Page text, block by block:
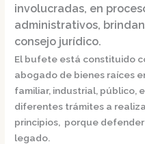
involucradas, en
administrativos,
consejo jurídico.
El bufete está constituido
abogado de bienes raíces
familiar, industrial, público,
diferentes trámites a
principios, porque
legado.